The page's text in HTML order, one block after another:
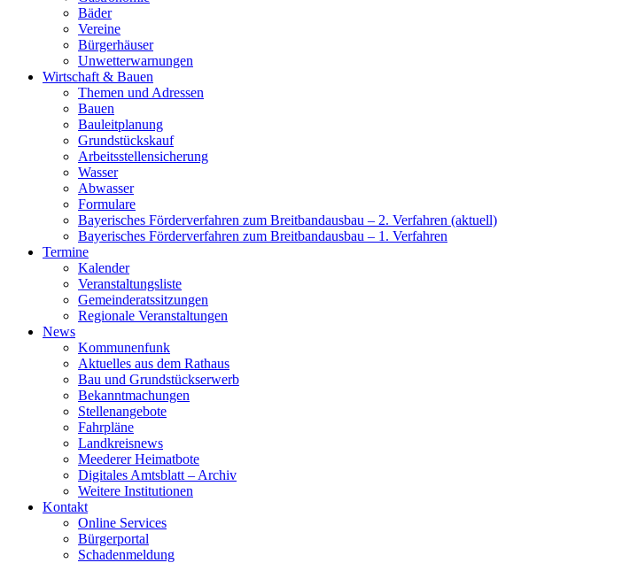
Bäder
Vereine
Bürgerhäuser
Unwetterwarnungen
Wirtschaft & Bauen
Themen und Adressen
Bauen
Bauleitplanung
Grundstückskauf
Arbeitsstellensicherung
Wasser
Abwasser
Formulare
Bayerisches Förderverfahren zum Breitbandausbau – 2. Verfahren (aktuell)
Bayerisches Förderverfahren zum Breitbandausbau – 1. Verfahren
Termine
Kalender
Veranstaltungsliste
Gemeinderatssitzungen
Regionale Veranstaltungen
News
Kommunenfunk
Aktuelles aus dem Rathaus
Bau und Grundstückserwerb
Bekanntmachungen
Stellenangebote
Fahrpläne
Landkreisnews
Meederer Heimatbote
Digitales Amtsblatt – Archiv
Weitere Institutionen
Kontakt
Online Services
Bürgerportal
Schadenmeldung